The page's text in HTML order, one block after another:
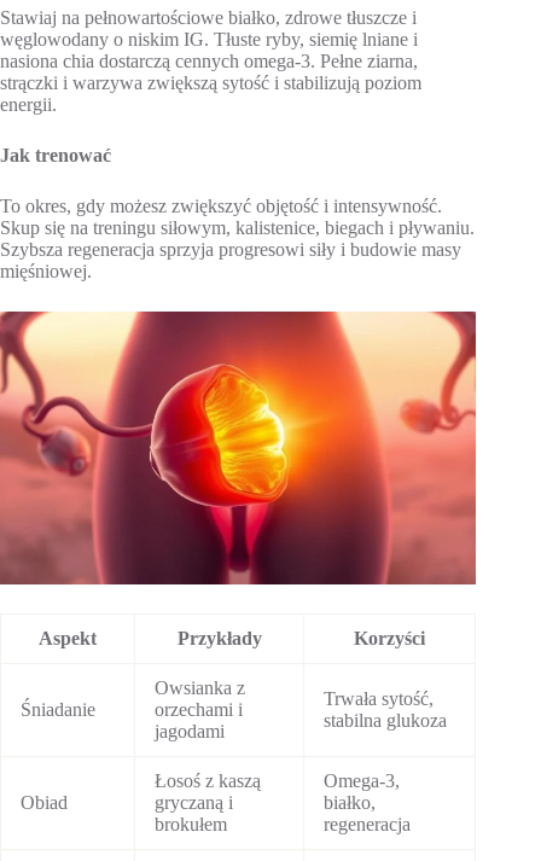
Stawiaj na pełnowartościowe białko, zdrowe tłuszcze i
węglowodany o niskim IG. Tłuste ryby, siemię lniane i
nasiona chia dostarczą cennych omega-3. Pełne ziarna,
strączki i warzywa zwiększą sytość i stabilizują poziom
energii.
Jak trenować
To okres, gdy możesz zwiększyć objętość i intensywność.
Skup się na treningu siłowym, kalistenice, biegach i pływaniu.
Szybsza regeneracja sprzyja progresowi siły i budowie masy
mięśniowej.
Aspekt Przykłady Korzyści
Śniadanie
Owsianka z
orzechami i
jagodami
Trwała sytość,
stabilna glukoza
Obiad
Łosoś z kaszą
gryczaną i
brokułem
Omega-3,
białko,
regeneracja